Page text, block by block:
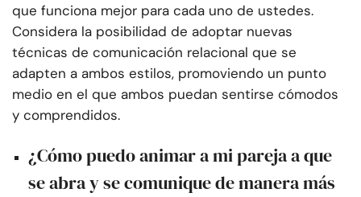
que funciona mejor para cada uno de ustedes.
Considera la posibilidad de adoptar nuevas
técnicas de comunicación relacional que se
adapten a ambos estilos, promoviendo un punto
medio en el que ambos puedan sentirse cómodos
y comprendidos.
¿Cómo puedo animar a mi pareja a que
se abra y se comunique de manera más